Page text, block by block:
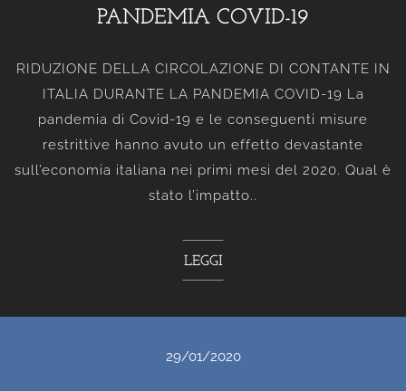
PANDEMIA COVID-19
RIDUZIONE DELLA CIRCOLAZIONE DI CONTANTE IN
ITALIA DURANTE LA PANDEMIA COVID-19 La
pandemia di Covid-19 e le conseguenti misure
restrittive hanno avuto un effetto devastante
sull’economia italiana nei primi mesi del 2020. Qual è
stato l’impatto..
LEGGI
29/01/2020